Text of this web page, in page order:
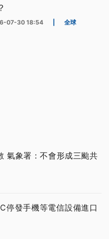
07-30 18:54 全球
氣象署：不會形成三颱共
停發手機等電信設備進口